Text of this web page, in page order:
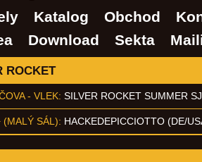
Katalog Obchod
Download Sekta
ROCKET
- VLEK: SILVER ROCKET SUMMER
(MALÝ SÁL): HACKEDEPICCIOTTO (DE/